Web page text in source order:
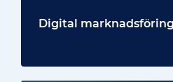
Digital